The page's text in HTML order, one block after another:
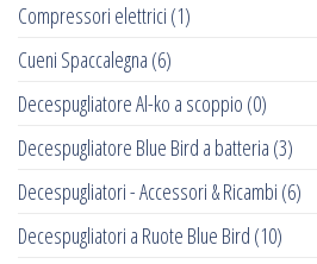
Compressori elettrici (1)
Cueni Spaccalegna (6)
Decespugliatore Al-ko a scoppio (0)
Decespugliatore Blue Bird a batteria (3)
Decespugliatori - Accessori & Ricambi (6)
Decespugliatori a Ruote Blue Bird (10)